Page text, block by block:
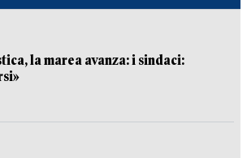
la marea avanza: i sindaci: